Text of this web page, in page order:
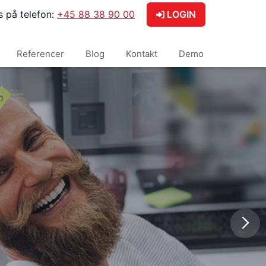
på telefon: +45 88 38 90 00 LOGIN
Referencer Blog Kontakt Demo